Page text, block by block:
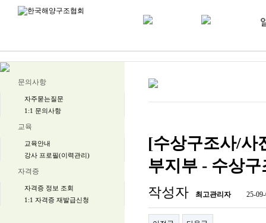
문의사항
자주묻는질문
1:1 문의사항
교육
교육안내
강사 프로필(이력관리)
자격증
자격증 정보 조회
1:1 자격증 재발급신청
[수상구조사/사
부지부 - 수상
작성자 최고관리자 25-